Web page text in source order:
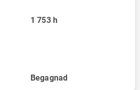
1 753 h
Begagnad